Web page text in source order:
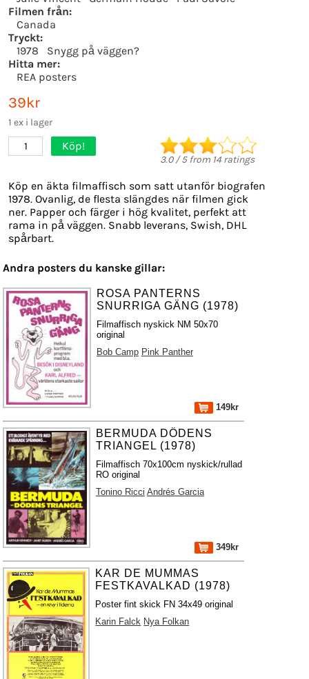
Filmen från:
Canada
Tryckt:
1978
Snygg på väggen?
Hitta mer:
REA posters
39kr
1 ex i lager
1 Köp!
3.0/5from 14 ratings
Köp en äkta filmaffisch som satt utanför biografen
1978. Ovanlig, de flesta slängdes när filmen gick
ner. Papper och färger i hög kvalitet, perfekt att
rama in på väggen. Snabb leverans, Swish, DHL
spårbart.
Andra posters du kanske gillar:
ROSA PANTERNS
SNURRIGA GÄNG (1978)
Filmaffisch nyskick NM 50x70
original
Bob Camp Pink Panther
149kr
BERMUDA DÖDENS
TRIANGEL (1978)
Filmaffisch 70x100cm nyskick/rullad
RO original
Tonino Ricci Andrés Garcia
349kr
KAR DE MUMMAS
FESTKAVALKAD (1978)
Poster fint skick FN 34x49 original
Karin Falck Nya Folkan